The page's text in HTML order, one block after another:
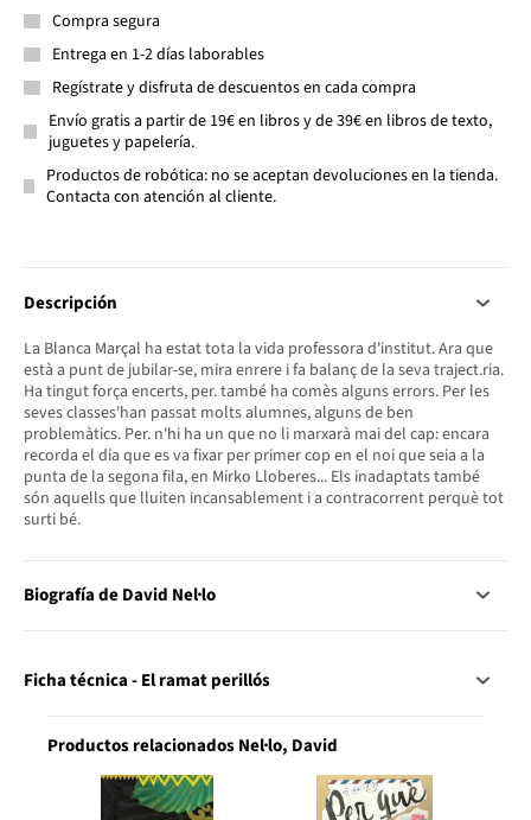
Compra segura
Entrega en 1-2 días laborables
Regístrate y disfruta de descuentos en cada compra
Envío gratis a partir de 19€ en libros y de 39€ en libros de texto,
juguetes y papelería.
Productos de robótica: no se aceptan devoluciones en la tienda.
Contacta con atención al cliente.
Descripción
La Blanca Marçal ha estat tota la vida professora d'institut. Ara que
està a punt de jubilar-se, mira enrere i fa balanç de la seva traject.ria.
Ha tingut força encerts, per. també ha comès alguns errors. Per les
seves classes'han passat molts alumnes, alguns de ben
problemàtics. Per. n'hi ha un que no li marxarà mai del cap: encara
recorda el dia que es va fixar per primer cop en el noi que seia a la
punta de la segona fila, en Mirko Lloberes... Els inadaptats també
són aquells que lluiten incansablement i a contracorrent perquè tot
surti bé.
Biografía de David Nel·lo
Ficha técnica - El ramat perillós
Productos relacionados Nel·lo, David